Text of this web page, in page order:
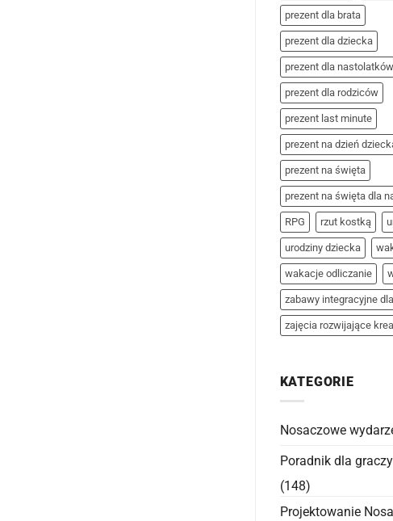
prezent dla brata
prezent dla dziecka
prezent dla nastolatków
prezent dla rodziców
prezent last minute
prezent na dzień
prezent na święta
prezent na święta dla
RPG rzut kostką
urodziny dziecka
wakacje odliczanie
zabawy integracyjne
zajęcia rozwijające
KATEGORIE
Nosaczowe
Poradnik dla
(148)
Projektowanie